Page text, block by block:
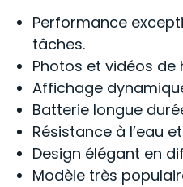
Performance
tâches.
Photos et vidéos de
Affichage
Batterie longue
Résistance à l’eau
Design élégant en
Modèle très